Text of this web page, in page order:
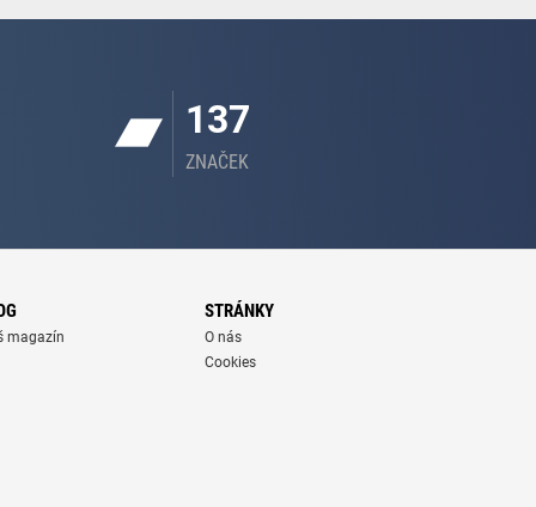
137
ZNAČEK
magazín
STRÁNKY
O nás
Cookies